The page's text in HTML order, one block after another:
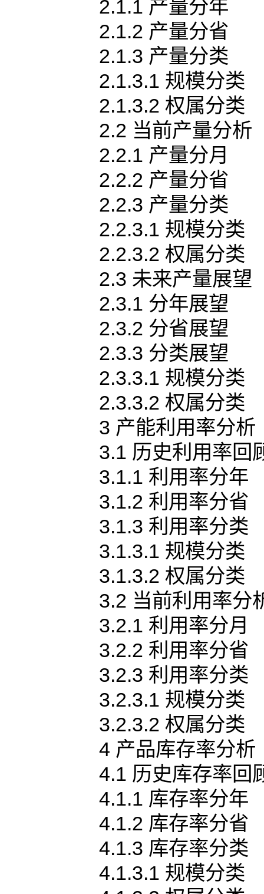
2.1.1 产量分年
2.1.2 产量分省
2.1.3 产量分类
2.1.3.1 规模分类
2.1.3.2 权属分类
2.2 当前产量分析
2.2.1 产量分月
2.2.2 产量分省
2.2.3 产量分类
2.2.3.1 规模分类
2.2.3.2 权属分类
2.3 未来产量展望
2.3.1 分年展望
2.3.2 分省展望
2.3.3 分类展望
2.3.3.1 规模分类
2.3.3.2 权属分类
3 产能利用率分析
3.1 历史利用率回
3.1.1 利用率分年
3.1.2 利用率分省
3.1.3 利用率分类
3.1.3.1 规模分类
3.1.3.2 权属分类
3.2 当前利用率分
3.2.1 利用率分月
3.2.2 利用率分省
3.2.3 利用率分类
3.2.3.1 规模分类
3.2.3.2 权属分类
4 产品库存率分析
4.1 历史库存率回
4.1.1 库存率分年
4.1.2 库存率分省
4.1.3 库存率分类
4.1.3.1 规模分类